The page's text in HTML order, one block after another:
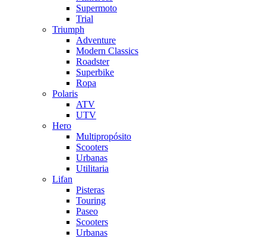
Supermoto
Trial
Triumph
Adventure
Modern Classics
Roadster
Superbike
Ropa
Polaris
ATV
UTV
Hero
Multipropósito
Scooters
Urbanas
Utilitaria
Lifan
Pisteras
Touring
Paseo
Scooters
Urbanas